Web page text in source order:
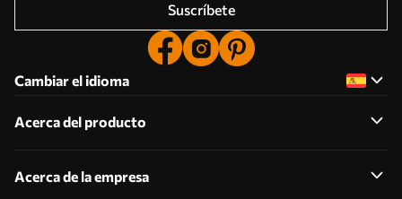
Suscríbete
Cambiar el idioma
Acerca del producto
Acerca de la empresa